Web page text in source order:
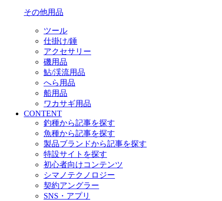
その他用品
ツール
仕掛け/錘
アクセサリー
磯用品
鮎/渓流用品
へら用品
船用品
ワカサギ用品
CONTENT
釣種から記事を探す
魚種から記事を探す
製品ブランドから記事を探す
特設サイトを探す
初心者向けコンテンツ
シマノテクノロジー
契約アングラー
SNS・アプリ